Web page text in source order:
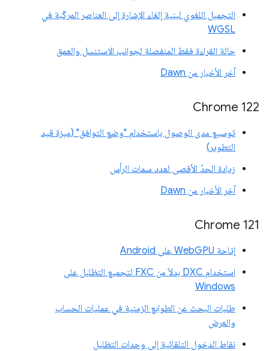
التجميل اللغوي لبنية إلغاء الإشارة إلى العناصر المركّبة في
WGSL
حالة القراءة فقط المنفصلة لجوانب الاستنسل والعمق
آخر الأخبار من Dawn
‫Chrome 122
توسيع مدى الوصول باستخدام "وضع التوافق" (ميزة قيد
التطوير)
زيادة الحدّ الأقصى لعدد سمات الرأس
آخر الأخبار من Dawn
Chrome 121
إتاحة WebGPU على Android
استخدام DXC بدلاً من FXC لتجميع التظليل على
Windows
طلبات البحث عن الطوابع الزمنية في عمليات الحساب
والعرض
نقاط الدخول التلقائية إلى وحدات التظليل